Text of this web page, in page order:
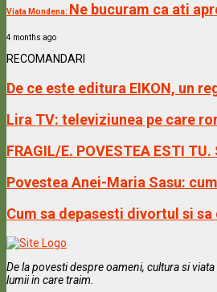
Viata Mondena: Ne bucuram ca ati
4 months ago
RECOMANDARI
De ce este editura EIKON, un
Lira TV: televiziunea pe care
FRAGIL/E. POVESTEA ESTI
Povestea Anei-Maria Sasu:
Cum sa depasesti divortul si
De la povesti despre oameni, cultura si
lumii in care traim.